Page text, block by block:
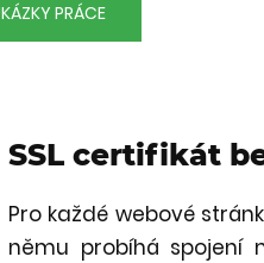
PRÁCE
SSL certifikát
Pro každé webové
němu probíhá spojení